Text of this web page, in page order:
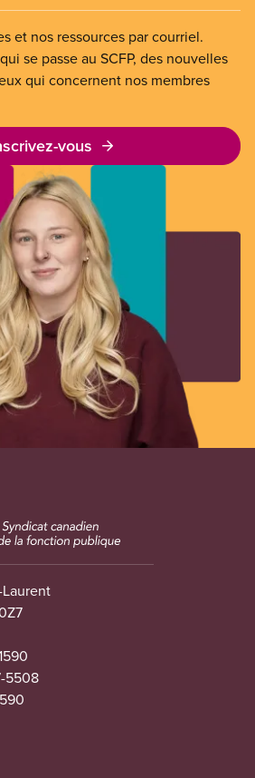
et nos ressources par courriel.
se passe au SCFP, des nouvelles
qui concernent nos membres
vous
5508